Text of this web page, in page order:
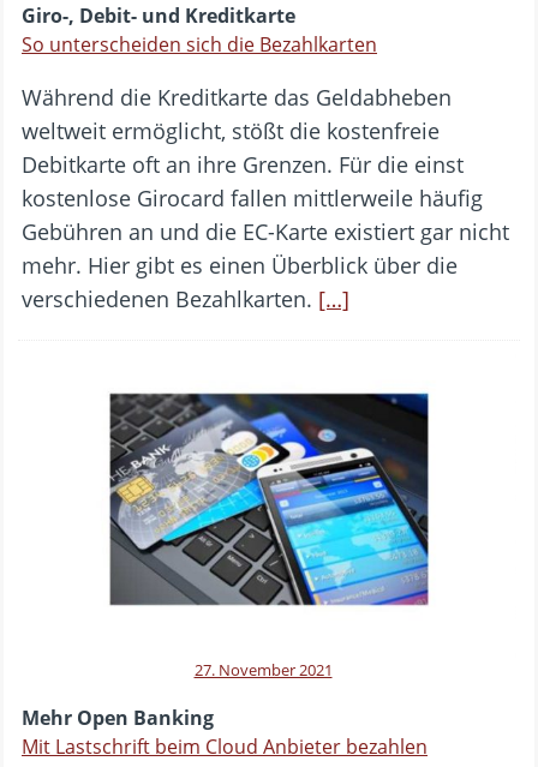
Giro-, Debit- und Kreditkarte
So unterscheiden sich die Bezahlkarten
Während die Kreditkarte das Geldabheben
weltweit ermöglicht, stößt die kostenfreie
Debitkarte oft an ihre Grenzen. Für die einst
kostenlose Girocard fallen mittlerweile häufig
Gebühren an und die EC-Karte existiert gar nicht
mehr. Hier gibt es einen Überblick über die
verschiedenen Bezahlkarten. […]
27. November 2021
Mehr Open Banking
Mit Lastschrift beim Cloud Anbieter bezahlen